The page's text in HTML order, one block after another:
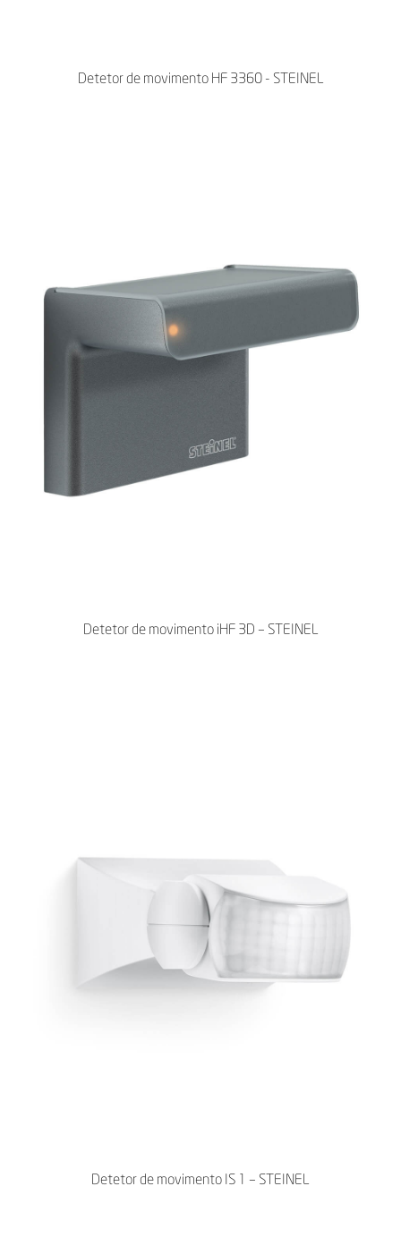
Detetor de movimento HF 3360 - STEINEL
Detetor de movimento iHF 3D – STEINEL
Detetor de movimento IS 1 – STEINEL